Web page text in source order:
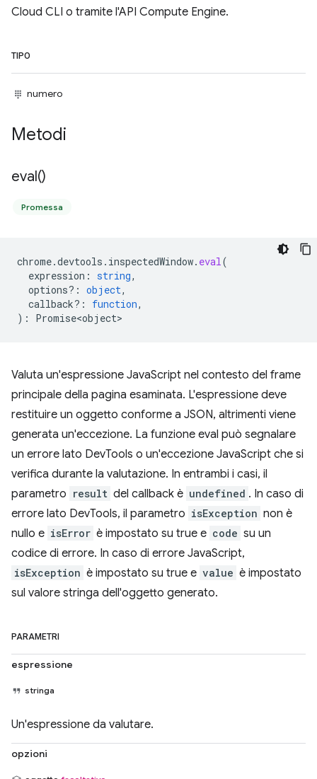
Cloud CLI o tramite l'API Compute Engine.
TIPO
numero
Metodi
eval()
Promessa
chrome.devtools . inspectedWindow. eval(
expression : string,
options? : object,
callback? : function,
) : Promise<object>
Valuta un'espressione JavaScript nel contesto del frame
principale della pagina esaminata. L'espressione deve
restituire un oggetto conforme a JSON, altrimenti viene
generata un'eccezione. La funzione eval può segnalare
un errore lato DevTools o un'eccezione JavaScript che si
verifica durante la valutazione. In entrambi i casi, il
parametro result del callback è undefined . In caso di
errore lato DevTools, il parametro isException non è
nullo e isError è impostato su true e code su un
codice di errore. In caso di errore JavaScript,
isException è impostato su true e value è impostato
sul valore stringa dell'oggetto generato.
PARAMETRI
espressione
stringa
Un'espressione da valutare.
opzioni